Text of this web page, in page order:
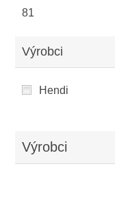
81
Výrobci
Hendi
Výrobci